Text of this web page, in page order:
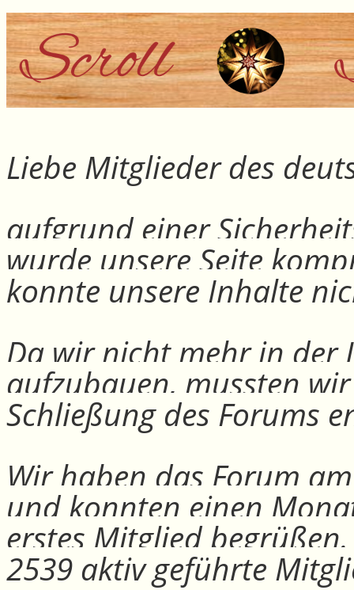
Liebe Mitglieder des
aufgrund einer
wurde unsere Seite
konnte unsere Inhalte
Da wir nicht mehr in der
aufzubauen, mussten
Schließung des Forums
Wir haben das Forum
und konnten einen
erstes Mitglied
2539 aktiv geführte